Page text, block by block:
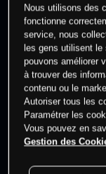
cet actif
Les prix sont
dernières
Nous utilisons des
fonctionne
service, nous
les gens utilisent
pouvons améliorer
à trouver des
contenu ou le
Autoriser tous les
Paramétrer les
Vous pouvez en
Gestion des